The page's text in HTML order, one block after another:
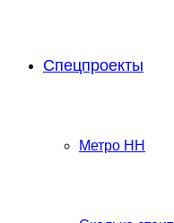
Спецпроекты
Метро НН